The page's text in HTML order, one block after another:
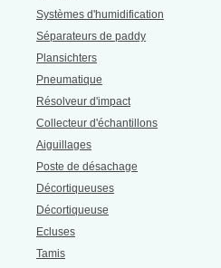
Systèmes d'humidification
Séparateurs de paddy
Plansichters
Pneumatique
Résolveur d'impact
Collecteur d'échantillons
Aiguillages
Poste de désachage
Décortiqueuses
Décortiqueuse
Ecluses
Tamis